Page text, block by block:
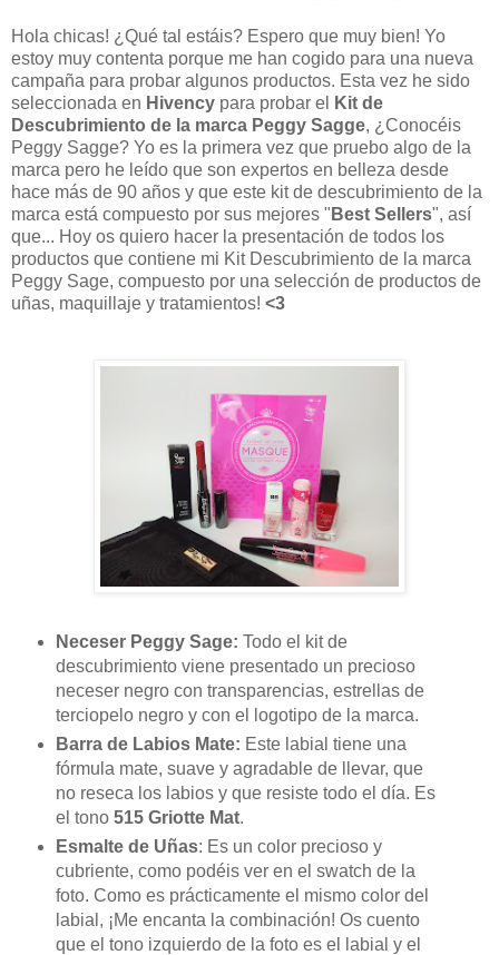
Hola chicas! ¿Qué tal estáis? Espero que muy bien! Yo
estoy muy contenta porque me han cogido para una nueva
campaña para probar algunos productos. Esta vez he sido
seleccionada en Hivency para probar el
Kit de
Descubrimiento de la marca Peggy Sagge, ¿Conocéis
Peggy Sagge? Yo es la primera vez que pruebo algo de la
marca pero he leído que son expertos en belleza desde
hace más de 90 años y que este kit de descubrimiento de la
marca está compuesto por sus mejores " Best Sellers", así
que... Hoy os quiero hacer la presentación de todos los
productos que contiene mi Kit Descubrimiento de la marca
Peggy Sage, compuesto por una selección de productos de
uñas, maquillaje y tratamientos! <3
Neceser Peggy Sage: Todo el kit de
descubrimiento viene presentado un precioso
neceser negro con transparencias, estrellas de
terciopelo negro y con el logotipo de la marca.
Barra de Labios Mate: Este labial tiene una
fórmula mate, suave y agradable de llevar, que
no reseca los labios y que resiste todo el día. Es
el tono 515 Griotte Mat.
Esmalte de Uñas: Es un color precioso y
cubriente, como podéis ver en el swatch de la
foto. Como es prácticamente el mismo color del
labial, ¡Me encanta la combinación! Os cuento
que el tono izquierdo de la foto es el labial y el